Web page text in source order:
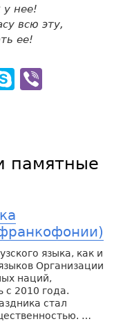
у нее!
всю эту,
ее!
Skype
памятные
языка, как и
Организации
наций,
с 2010 года.
стал
…